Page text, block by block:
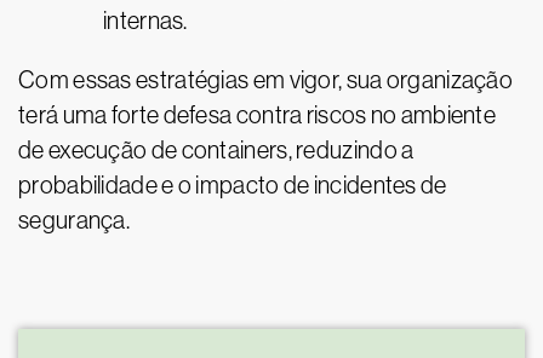
internas.
Com essas estratégias em vigor, sua organização
terá uma forte defesa contra riscos no ambiente
de execução de containers, reduzindo a
probabilidade e o impacto de incidentes de
segurança.